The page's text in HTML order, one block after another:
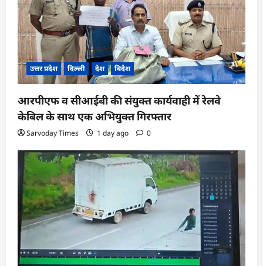
उत्तर प्रदेश दिल्ली देश विदेश
आरपीएफ व सीआईबी की संयुक्त कार्यवाही में रेलवे
केबिल के साथ एक अभियुक्त गिरफ्तार
Sarvoday Times 1 day ago 0